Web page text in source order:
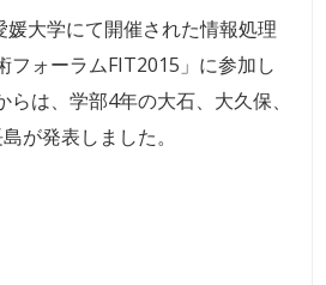
大学にて開催された情報処理
フォーラムFIT2015」に参加し
らは、学部4年の大石、大久保、
が発表しました。